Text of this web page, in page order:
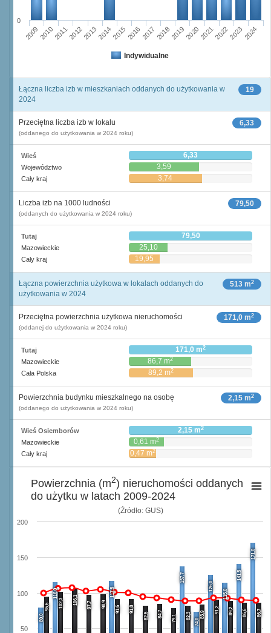
Indywidualne
200920102011201220132014201520162017 2018201920202021202220232024
0
19
Łączna liczba izb w mieszkaniach oddanych do użytkowania w
2024
6,33
Przeciętna liczba izb w lokalu
(oddanego do użytkowania w 2024 roku)
Wieś 6,33
Województwo 3,59
Cały kraj 3,74
79,50
Liczba izb na 1000 ludności
(oddanych do użytkowania w 2024 roku)
Tutaj 79,50
Mazowieckie 25,10
Cały kraj 19,95
513 m2
Łączna powierzchnia użytkowa w lokalach oddanych do
użytkowania w 2024
171,0 m2
Przeciętna powierzchnia użytkowa nieruchomości
(oddanej do użytkowania w 2024 roku)
Tutaj 171,0 m2
Mazowieckie 86,7 m2
Cała Polska 89,2 m2
2,15 m2
Powierzchnia budynku mieszkalnego na osobę
(oddanego do użytkowania w 2024 roku)
Wieś Osiemborów 2,15 m2
Mazowieckie 0,61 m2
Cały kraj 0,47 m2
(Źródło: GUS)
80,0
116,0 117,5
137,7
74,0
126,0
115,0
141,5
171,0
95,6 102,3 106,1 97,7 98,9
91,6 91,8
82,5 84,7 79,1 82,3 83,9
91,2 89,2 86,6 86,7
50
100
150
200
Powierzchnia (m2) nieruchomości oddanych
do użytku w latach 2009-2024